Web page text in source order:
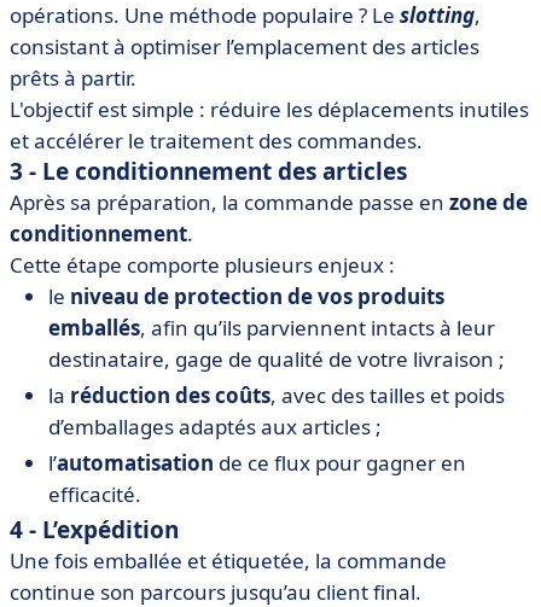
opérations. Une méthode populaire ? Le slotting,
consistant à optimiser l’emplacement des articles
prêts à partir.
L'objectif est simple : réduire les déplacements inutiles
et accélérer le traitement des commandes.
3 - Le conditionnement des articles
Après sa préparation, la commande passe en zone de
conditionnement.
Cette étape comporte plusieurs enjeux :
le niveau de protection de vos produits
emballés, afin qu’ils parviennent intacts à leur
destinataire, gage de qualité de votre livraison ;
la réduction des coûts, avec des tailles et poids
d’emballages adaptés aux articles ;
l’automatisation de ce flux pour gagner en
efficacité.
4 - L’expédition
Une fois emballée et étiquetée, la commande
continue son parcours jusqu’au client final.